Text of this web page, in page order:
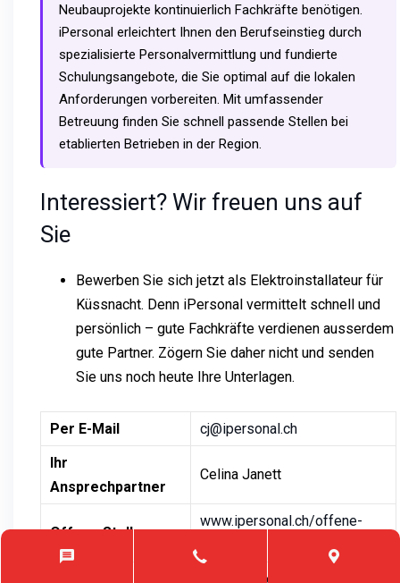
Neubauprojekte kontinuierlich Fachkräfte benötigen.
iPersonal erleichtert Ihnen den Berufseinstieg durch
spezialisierte Personalvermittlung und fundierte
Schulungsangebote, die Sie optimal auf die lokalen
Anforderungen vorbereiten. Mit umfassender
Betreuung finden Sie schnell passende Stellen bei
etablierten Betrieben in der Region.
Interessiert? Wir freuen uns auf
Sie
Bewerben Sie sich jetzt als Elektroinstallateur für
Küssnacht. Denn iPersonal vermittelt schnell und
persönlich – gute Fachkräfte verdienen ausserdem
gute Partner. Zögern Sie daher nicht und senden
Sie uns noch heute Ihre Unterlagen.
Per E-Mail
cj@ipersonal.ch
Ihr
Ansprechpartner
Celina Janett
Offene Stellen
www.ipersonal.ch/offene-
www.ipersonal.ch/lebenslauf-